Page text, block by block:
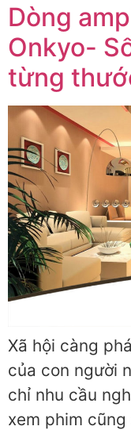
Dòng
Onkyo-
từng
Xã hội càng
của con người
chỉ nhu cầu
xem phim